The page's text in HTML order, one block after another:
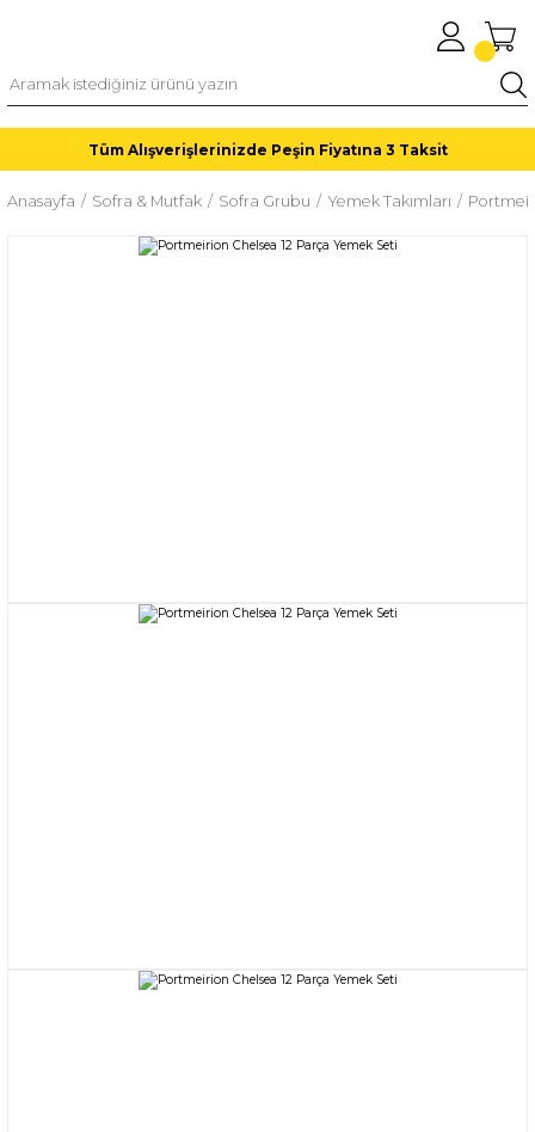
Tüm Alışverişlerinizde Peşin Fiyatına 3 Taksit
Anasayfa Sofra & Mutfak Sofra Grubu Yemek Takımları